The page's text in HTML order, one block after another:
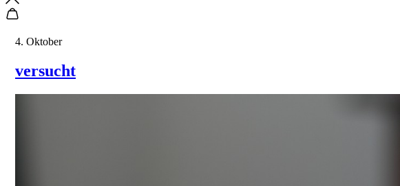
4. Oktober
versucht